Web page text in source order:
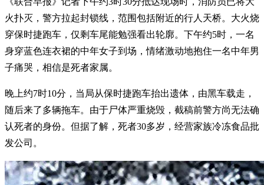
火扑灭，警方拉起封锁线，范围包括附近的行人天桥。大火烧
穿保时捷跑车，仅剩车尾能勉强看出轮廓。下午约5时，一名
身穿蓝色连衣裙的中年女子到场，情绪激动地抱住一名中年男
子痛哭，相信是死者家属。
晚上约7时10分，当局从保时捷跑车抬出遗体，由黑车载走，
随后来了多辆拖车。由于尸体严重烧毁，截稿前警方尚无法确
认死者的身份。但据了解，死者30多岁，经营家族冷冻食品批
发公司。